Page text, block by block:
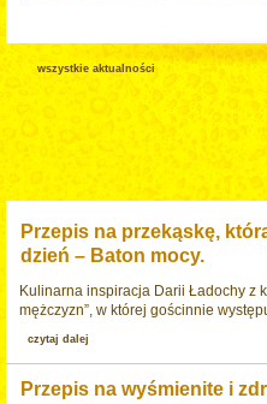
wszystkie aktualności
Przepis na przekąskę,
dzień – Baton mocy.
Kulinarna inspiracja Darii Ładochy z
mężczyzn”, w której gościnnie
czytaj dalej
Przepis na wyśmienite i